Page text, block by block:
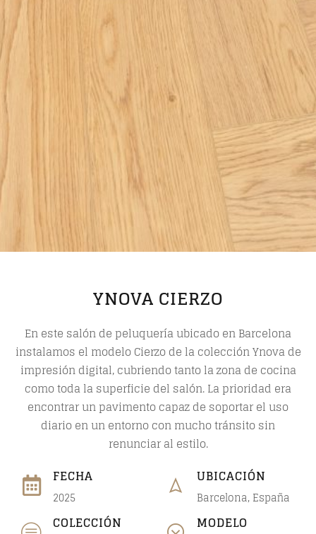
YNOVA CIERZO
En este salón de peluquería ubicado en Barcelona
instalamos el modeloCierzode lacolección Ynova de
impresión digital, cubriendo tanto la zona de cocina
como toda la superficie del salón. La prioridad era
encontrar un pavimento capaz de soportar el uso
diario en un entorno con mucho tránsito sin
renunciar al estilo.
FECHA
2025
UBICACIÓN
Barcelona, España
COLECCIÓN MODELO